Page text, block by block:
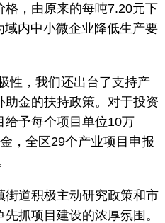
，由原来的每吨7.20元下
内中小微企业降低生产要
，我们还出台了支持产
金的扶持政策。对于投资
给予每个项目单位10万
，全区29个产业项目申报
道积极主动研究政策和市
抓项目建设的浓厚氛围。